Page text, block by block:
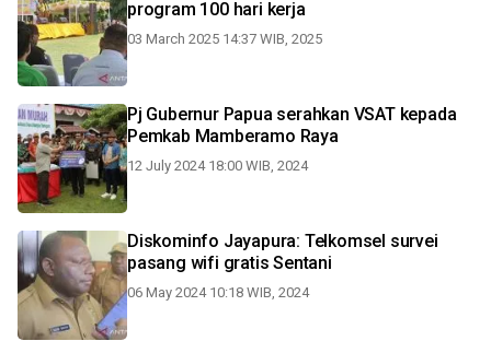
program 100 hari kerja
03 March 2025 14:37 WIB, 2025
Pj Gubernur Papua serahkan VSAT kepada
Pemkab Mamberamo Raya
12 July 2024 18:00 WIB, 2024
Diskominfo Jayapura: Telkomsel survei
pasang wifi gratis Sentani
06 May 2024 10:18 WIB, 2024